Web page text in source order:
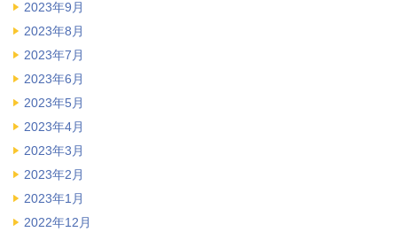
2023年9月
2023年8月
2023年7月
2023年6月
2023年5月
2023年4月
2023年3月
2023年2月
2023年1月
2022年12月